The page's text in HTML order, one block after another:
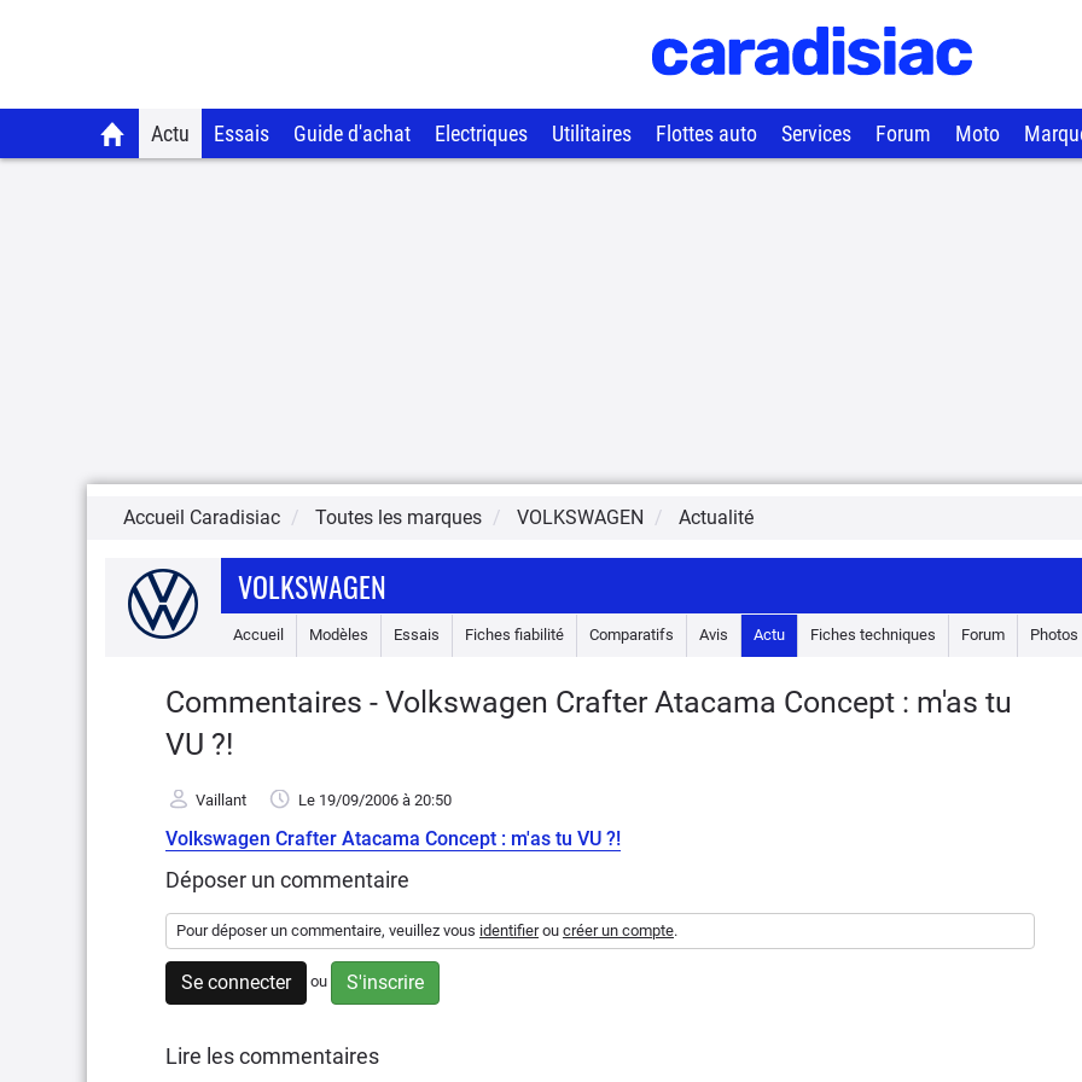
Actu Essais Guide d'achat Electriques Utilitaires Flottes auto Services Forum Moto
Accueil Caradisiac Toutes les marques VOLKSWAGEN Actualité
VOLKSWAGEN
Accueil Modèles Essais Fiches fiabilité Comparatifs Avis Actu Fiches techniques Forum Photos
Commentaires - Volkswagen Crafter Atacama Concept : m'as tu
VU ?!
Vaillant Le 19/09/2006 à 20:50
Volkswagen Crafter Atacama Concept : m'as tu VU ?!
Déposer un commentaire
Pour déposer un commentaire, veuillez vous identifierou créer un compte.
Se connecter ou S'inscrire
Lire les commentaires